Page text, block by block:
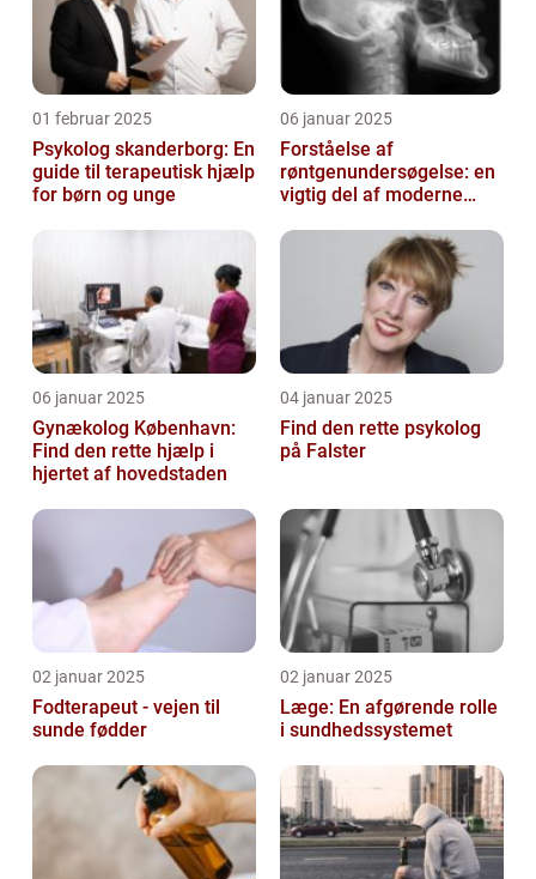
01 februar 2025
Psykolog skanderborg: En
guide til terapeutisk hjælp
for børn og unge
06 januar 2025
Forståelse af
røntgenundersøgelse: en
vigtig del af moderne
06 januar 2025
Gynækolog København:
Find den rette hjælp i
hjertet af hovedstaden
04 januar 2025
Find den rette psykolog
på Falster
02 januar 2025
Fodterapeut - vejen til
sunde fødder
02 januar 2025
Læge: En afgørende rolle
i sundhedssystemet